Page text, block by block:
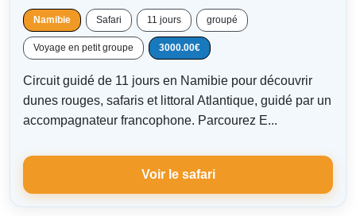
Namibie Safari 11 jours groupé
Voyage en petit groupe 3000.00€
Circuit guidé de 11 jours en Namibie pour découvrir
dunes rouges, safaris et littoral Atlantique, guidé par un
accompagnateur francophone. Parcourez E...
Voir le safari